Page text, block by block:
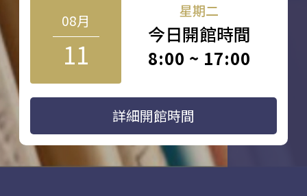
08月
11
星期二
今日開館時間
8:00 ~ 17:00
詳細開館時間